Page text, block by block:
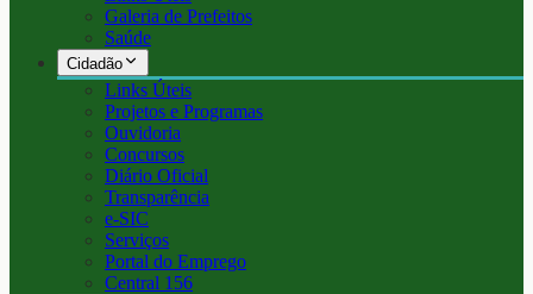
Galeria de Prefeitos
Saúde
Cidadão
Links Úteis
Projetos e Programas
Ouvidoria
Concursos
Diário Oficial
Transparência
e-SIC
Serviços
Portal do Emprego
Central 156